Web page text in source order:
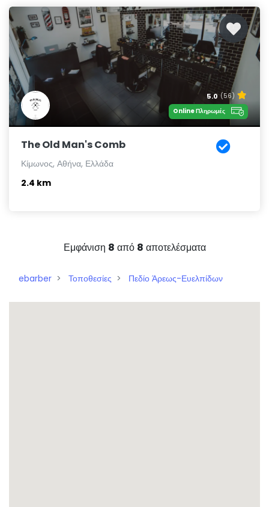
5.0 (56)
Online Πληρωμές
The Old Man's Comb
Κίμωνος, Αθήνα, Ελλάδα
2.4 km
Εμφάνιση 8 από 8 αποτελέσματα
ebarber Τοποθεσίες Πεδίο Άρεως-Ευελπίδων